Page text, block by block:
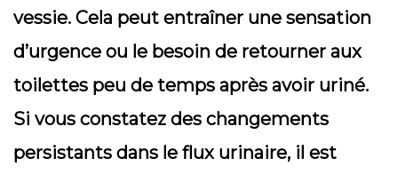
vessie. Cela peut entraîner une sensation
d’urgence ou le besoin de retourner aux
toilettes peu de temps après avoir uriné.
Si vous constatez des changements
persistants dans le flux urinaire, il est